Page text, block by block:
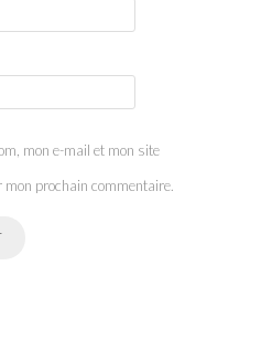
mon e-mail et mon site
prochain commentaire.